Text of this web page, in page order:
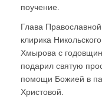
поучение.
Глава
клирика
Хмырова с
подарил святую
помощи Божией в
Христовой.